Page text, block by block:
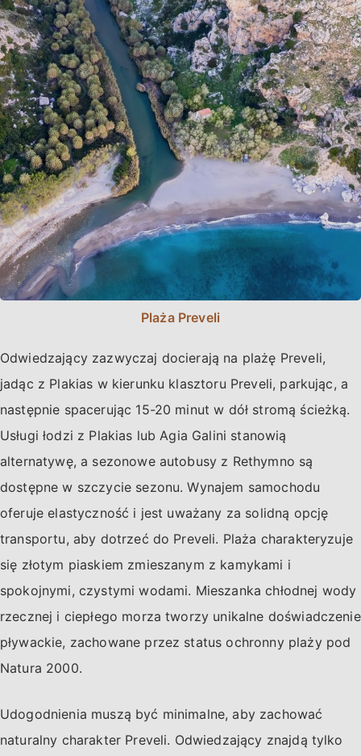
Plaża Preveli
Odwiedzający zazwyczaj docierają na plażę Preveli,
jadąc z Plakias w kierunku klasztoru Preveli, parkując, a
następnie spacerując 15-20 minut w dół stromą ścieżką.
Usługi łodzi z Plakias lub Agia Galini stanowią
alternatywę, a sezonowe autobusy z Rethymno są
dostępne w szczycie sezonu. Wynajem samochodu
oferuje elastyczność i jest uważany za solidną opcję
transportu, aby dotrzeć do Preveli. Plaża charakteryzuje
się złotym piaskiem zmieszanym z kamykami i
spokojnymi, czystymi wodami. Mieszanka chłodnej wody
rzecznej i ciepłego morza tworzy unikalne doświadczenie
pływackie, zachowane przez status ochronny plaży pod
Natura 2000.
Udogodnienia muszą być minimalne, aby zachować
naturalny charakter Preveli. Odwiedzający znajdą tylko